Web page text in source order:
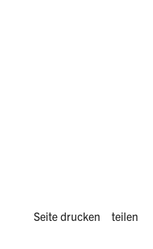
Diese Seite
Seite drucken teilen